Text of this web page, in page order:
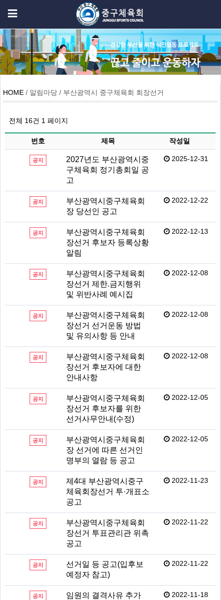
HOME / 알림마당 / 부산광역시 중구체육회 회장선거
전체 16건 1 페이지
번호 제목 작성일
공지
2027년도 부산광역시중
구체육회 정기총회일 공
고
2025-12-31
공지
부산광역시중구체육회
장 당선인 공고
2022-12-22
공지
부산광역시중구체육회
장선거 후보자 등록상황
알림
2022-12-13
공지
부산광역시중구체육회
장선거 제한.금지행위
및 위반사례 예시집
2022-12-08
공지
부산광역시중구체육회
장선거 선거운동 방법
및 유의사항 등 안내
2022-12-08
공지
부산광역시중구체육회
장선거 후보자에 대한
안내사항
2022-12-08
공지
부산광역시중구체육회
장선거 후보자를 위한
선거사무안내(수정)
2022-12-05
공지
부산광역시중구체육회
장 선거에 따른 선거인
명부의 열람 등 공고
2022-12-05
공지
제4대 부산광역시중구
체육회장선거 투·개표소
공고
2022-11-23
공지
부산광역시중구체육회
장선거 투표관리관 위촉
공고
2022-11-22
공지
선거일 등 공고(입후보
예정자 참고)
2022-11-22
공지
임원의 결격사유 추가
2022-11-18